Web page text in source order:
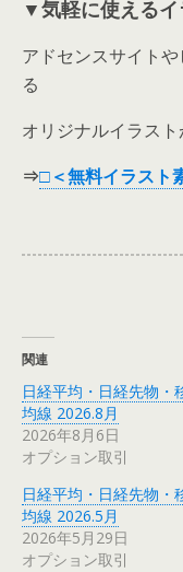
▼気軽に使えるイ
アドセンスサイト
る
オリジナルイラスト
⇒□＜無料イラスト
関連
日経平均・日経先物・
均線 2026.8月
2026年8月6日
オプション取引
日経平均・日経先物・
均線 2026.5月
2026年5月29日
オプション取引